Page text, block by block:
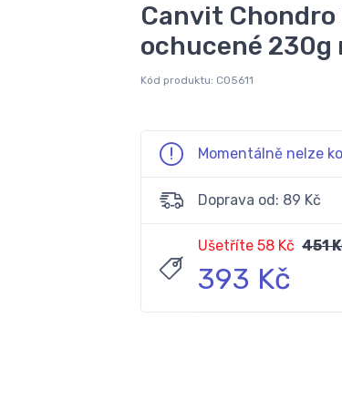
Canvit Chondro
ochucené 230g
Kód produktu: C05611
Momentálně nelze
Doprava od: 89 Kč
Ušetříte 58 Kč 451
393 Kč